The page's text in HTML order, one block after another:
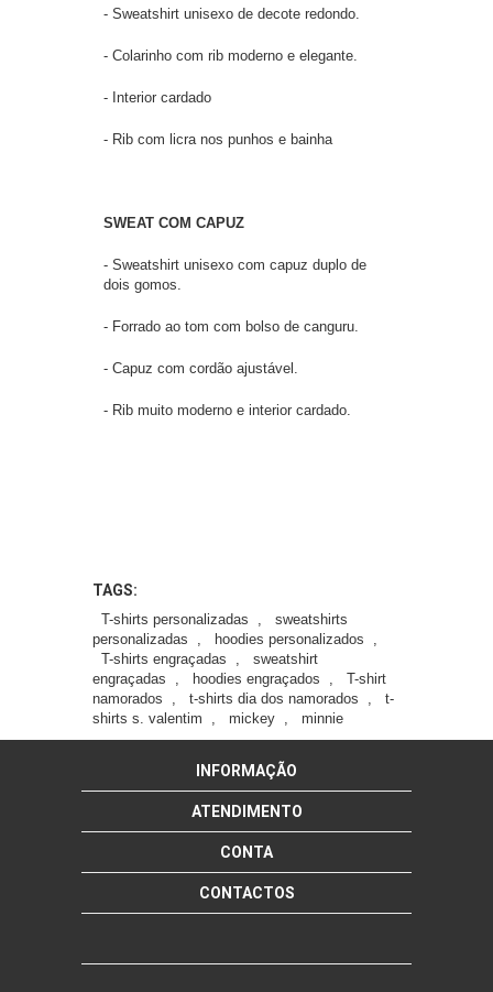
- Sweatshirt unisexo de decote redondo.
- Colarinho com rib moderno e elegante.
- Interior cardado
- Rib com licra nos punhos e bainha
SWEAT COM CAPUZ
- Sweatshirt unisexo com capuz duplo de
dois gomos.
- Forrado ao tom com bolso de canguru.
- Capuz com cordão ajustável.
- Rib muito moderno e interior cardado.
TAGS:
T-shirts personalizadas
sweatshirts
personalizadas
hoodies personalizados
T-shirts engraçadas
sweatshirt
engraçadas
hoodies engraçados
T-shirt
namorados
t-shirts dia dos namorados
t-
shirts s. valentim
mickey minnie
INFORMAÇÃO
ATENDIMENTO
CONTA
CONTACTOS